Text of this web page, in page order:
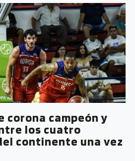
corona campeón y
los cuatro
continente una vez